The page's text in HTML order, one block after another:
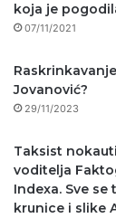
koja je
07/11/2021
Jovanović?
29/11/2023
Taksist
voditelja
Indexa. Sve
krunice i slike